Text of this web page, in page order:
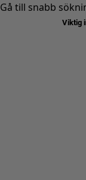
Gå till snabb
Viktig